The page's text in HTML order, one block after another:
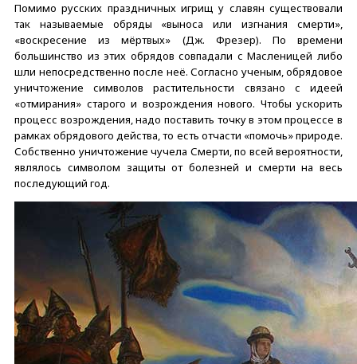
Помимо русских праздничных игрищ у славян существовали
так называемые обряды «выноса или изгнания смерти»,
«воскресение из мёртвых» (Дж. Фрезер). По времени
большинство из этих обрядов совпадали с Масленицей либо
шли непосредственно после неё. Согласно ученым, обрядовое
уничтожение символов растительности связано с идеей
«отмирания» старого и возрождения нового. Чтобы ускорить
процесс возрождения, надо поставить точку в этом процессе в
рамках обрядового действа, то есть отчасти «помочь» природе.
Собственно уничтожение чучела Смерти, по всей вероятности,
являлось символом защиты от болезней и смерти на весь
последующий год.